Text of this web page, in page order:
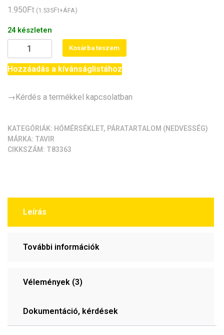
ből,
értékelés
1.950Ft (1.535Ft+ÁFA)
24 készleten
22
pára-
hőmérséklet-
Kosárba teszem
Hozzáadás a kívánságlistához
→Kérdés a termékkel kapcsolatban
KATEGÓRIÁK: HŐMÉRSÉKLET, PÁRATARTALOM (NEDVESSÉG)
MÁRKA: TAVIR
CIKKSZÁM: T83363
Leírás
További információk
Vélemények (3)
Dokumentáció, kérdések